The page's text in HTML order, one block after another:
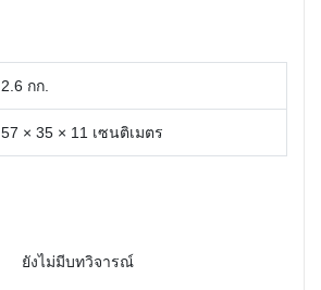
2.6 กก.
57 × 35 × 11 เซนติเมตร
ยังไม่มีบทวิจารณ์